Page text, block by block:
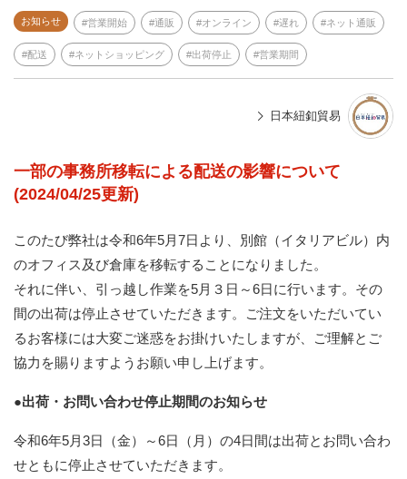
お知らせ 営業開始 通販 オンライン 遅れ ネット通販
配送 ネットショッピング 出荷停止 営業期間
日本紐釦貿易
一部の事務所移転による配送の影響について
(2024/04/25更新)
このたび弊社は令和6年5月7日より、別館（イタリアビル）内
のオフィス及び倉庫を移転することになりました。
それに伴い、引っ越し作業を5月３日～6日に行います。その
間の出荷は停止させていただきます。ご注文をいただいてい
るお客様には大変ご迷惑をお掛けいたしますが、ご理解とご
協力を賜りますようお願い申し上げます。
●出荷・お問い合わせ停止期間のお知らせ
令和6年5月3日（金）～6日（月）の4日間は出荷とお問い合わ
せともに停止させていただきます。